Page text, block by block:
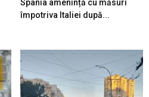
Spania amenință cu măsuri
împotriva Italiei după...